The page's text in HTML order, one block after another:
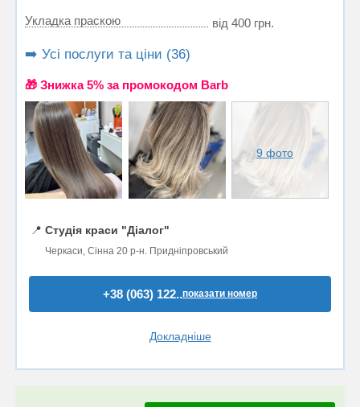
Укладка праскою від 400 грн.
➡️ Усі послуги та ціни (36)
🎁 Знижка 5% за промокодом Barb
9 фото
📍 Студія краси "Діалог"
Черкаси, Сінна 20 р-н. Придніпровський
+38 (063) 122..показати номер
Докладніше